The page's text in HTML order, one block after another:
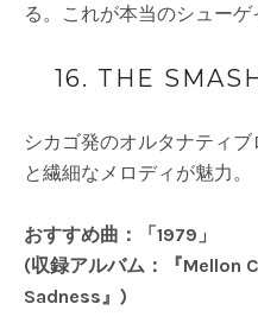
る。これが本当のシューゲ
16. THE
シカゴ発のオルタナティ
と繊細なメロディが魅力。
おすすめ曲：「1979」
(収録アルバム：『Mellon
Sadness』)